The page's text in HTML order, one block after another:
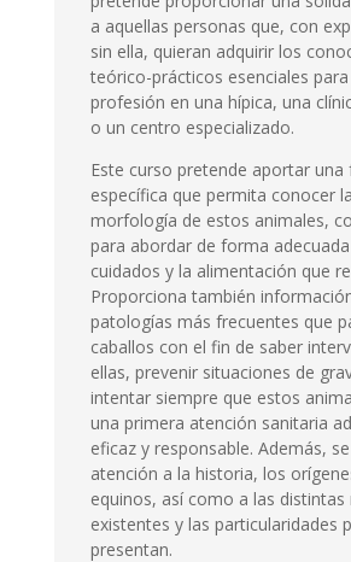
a aquellas personas que, con
sin ella, quieran adquirir los
teórico-prácticos esenciales
profesión en una hípica, una
o un centro especializado.
Este curso pretende aportar una
específica que permita conocer
morfología de estos animales,
para abordar de forma
cuidados y la alimentación que
Proporciona también
patologías más frecuentes que
caballos con el fin de saber
ellas, prevenir situaciones de
intentar siempre que estos
una primera atención sanitaria
eficaz y responsable. Además,
atención a la historia, los
equinos, así como a las distintas
existentes y las particularidades
presentan.